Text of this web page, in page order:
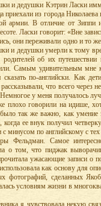
и дедушки Кэтрин Ласки
приехали из города
армии. В отличие от Зиппи
Ласки говорит: «Вне
они переживали одно и то
и дедушки умерли к тому
родителей об их
Самым удивительным мне
сказать по-английски. Как
что всего через
у меня получалось
плохо говорили на идише,
так же важно, как умение
когда ее внук получил
с минусом по английскому с
Фельдман. Самое
о том, что пиджак
ужасающие записи о
как основу для
фотографий, сделанных
условиям жизни в
я чувствовала некую